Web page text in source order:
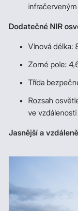
Dodatečné NIR
Vlnová délka:
Zorné pole:
Třída
Rozsah
ve
Jasnější a